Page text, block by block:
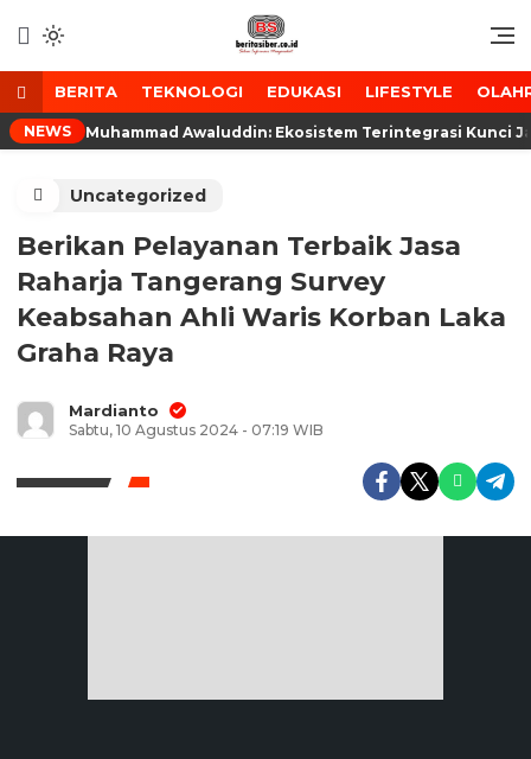
konten
BeritaSiber.co.id
Media Tanggap Dan Akurat
BERITA TEKNOLOGI EDUKASI LIFESTYLE
NEWS Muhammad Awaluddin: Ekosistem Terintegrasi Kunci
Uncategorized
Berikan Pelayanan Terbaik Jasa
Raharja Tangerang Survey
Keabsahan Ahli Waris Korban Laka
Graha Raya
Mardianto
Sabtu, 10 Agustus 2024 - 07:19 WIB